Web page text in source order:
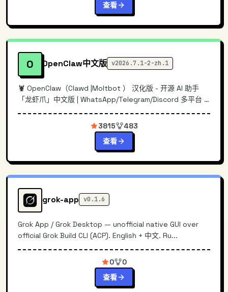
查看
O OpenClaw中文版 v2026.7.1-2-zh.1
🦞 OpenClaw（Clawd |Moltbot ） 汉化版 - 开源 AI 助手
「龙虾爪」中文版 | WhatsApp/Telegram/Discord 多平台 |
3815
483
查看
grok-app v0.1.6
Grok App / Grok Desktop — unofficial native GUI over
official Grok Build CLI (ACP). English + 中文. Ru...
0
0
查看